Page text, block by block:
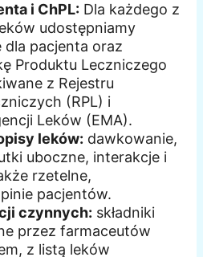
i ChPL: Dla każdego z
udostępniamy
dla pacjenta oraz
Produktu Leczniczego
z Rejestru
(RPL) i
Leków (EMA).
leków: dawkowanie,
uboczne, interakcje i
rzetelne,
pacjentów.
czynnych: składniki
przez farmaceutów
z listą leków